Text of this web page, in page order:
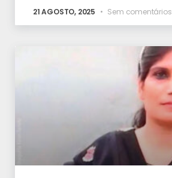
21 AGOSTO, 2025 Sem comentários